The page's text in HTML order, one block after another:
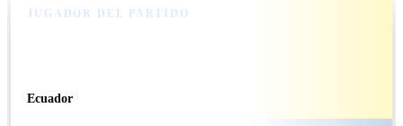
JUGADOR DEL PARTIDO
Ecuador